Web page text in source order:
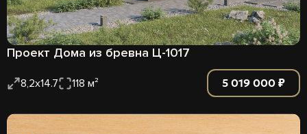
Проект Дома из бревна Ц-1017
8,2х14.7 118 м² 5 019 000 ₽